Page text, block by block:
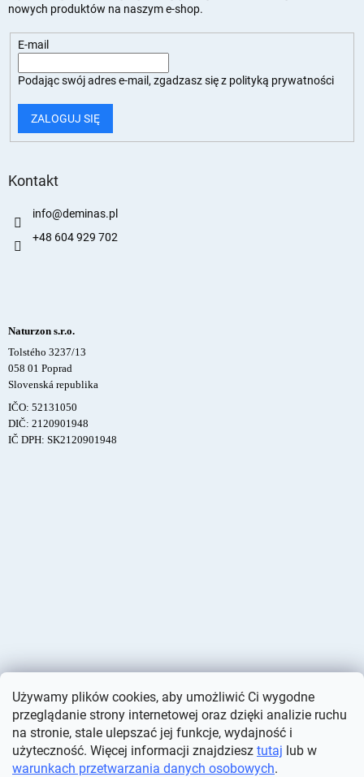
Używamy plików cookies, aby umożliwić Ci wygodne
przeglądanie strony internetowej oraz dzięki analizie ruchu
na stronie, stale ulepszać jej funkcje, wydajność i
użyteczność. Więcej informacji znajdziesz tutaj lub w
warunkach przetwarzania danych osobowych.
nowych produktów na naszym e-shop.
E-mail
Podając swój adres e-mail, zgadzasz się z polityką prywatności
ZALOGUJ SIĘ
Kontakt
info@deminas.pl
+48 604 929 702
Naturzon s.r.o.
Tolstého 3237/13
058 01 Poprad
Slovenská republika
IČO: 52131050
DIČ: 2120901948
IČ DPH: SK2120901948